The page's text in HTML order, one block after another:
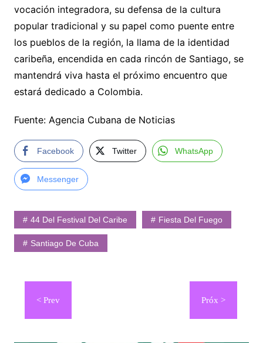
vocación integradora, su defensa de la cultura
popular tradicional y su papel como puente entre
los pueblos de la región, la llama de la identidad
caribeña, encendida en cada rincón de Santiago, se
mantendrá viva hasta el próximo encuentro que
estará dedicado a Colombia.
Fuente: Agencia Cubana de Noticias
Facebook Twitter WhatsApp
Messenger
44 Del Festival Del Caribe Fiesta Del Fuego
Santiago De Cuba
Navegación
entradas